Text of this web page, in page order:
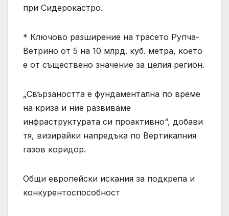
при Сидерокастро.
* Ключово разширение на трасето Рупча-
Ветрино от 5 на 10 млрд. куб. метра, което
е от съществено значение за целия регион.
„Свързаността е фундаментална по време
на криза и ние развиваме
инфраструктурата си проактивно“, добави
тя, визирайки напредъка по Вертикалния
газов коридор.
Общи европейски искания за подкрепа и
конкурентоспособност